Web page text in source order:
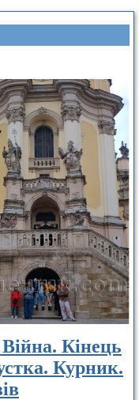
Кінець
Курник.